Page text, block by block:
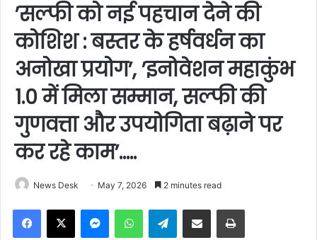
’सल्फी को नई पहचान देने की
कोशिश : बस्तर के हर्षवर्धन का
अनोखा प्रयोग’, ’इनोवेशन महाकुंभ
1.0 में मिला सम्मान, सल्फी की
गुणवत्ता और उपयोगिता बढ़ाने पर
कर रहे काम’…..
News Desk May 7, 2026 2 minutes read
Facebook
X MessengerWhatsAppTelegramShare via Email Print